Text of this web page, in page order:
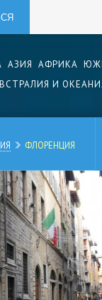
АЗИЯ АФРИКА
И
ФЛОРЕНЦИЯ
немало,
неземной
дело рук
городе все,
во
(город